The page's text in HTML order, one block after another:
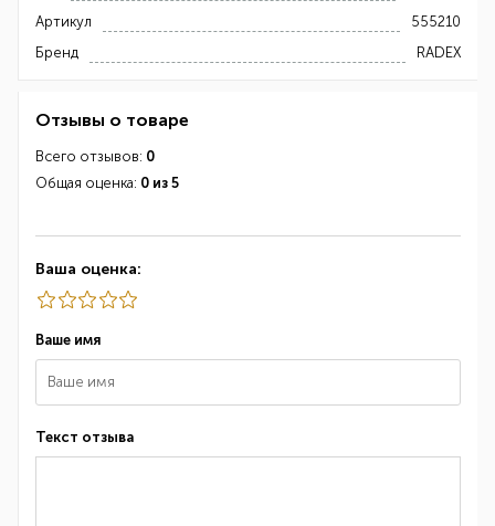
Артикул
555210
Бренд
RADEX
Отзывы о товаре
Всего отзывов: 0
Общая оценка: 0 из 5
Ваша оценка:
Ваше имя
Текст отзыва